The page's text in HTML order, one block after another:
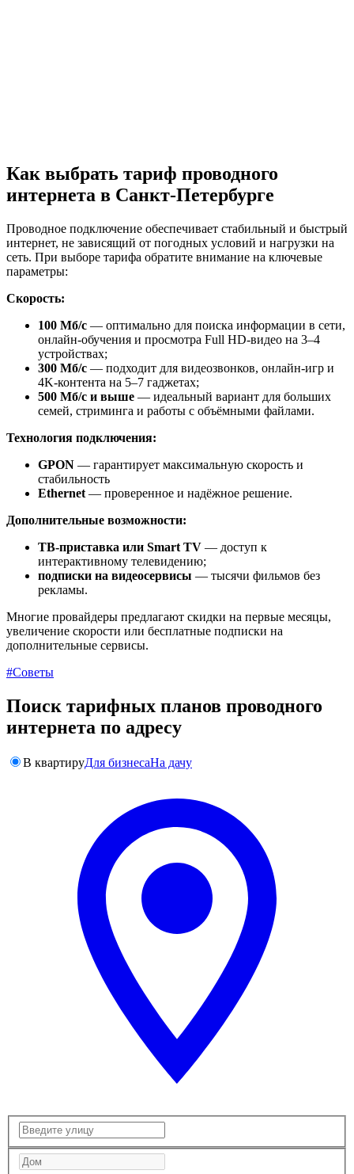
Как выбрать тариф проводного
интернета в Санкт-Петербурге
Проводное подключение обеспечивает стабильный и быстрый
интернет, не зависящий от погодных условий и нагрузки на
сеть. При выборе тарифа обратите внимание на ключевые
параметры:
Скорость:
100 Мб/с — оптимально для поиска информации в сети,
онлайн-обучения и просмотра Full HD-видео на 3–4
устройствах;
300 Мб/с — подходит для видеозвонков, онлайн-игр и
4K-контента на 5–7 гаджетах;
500 Мб/с и выше — идеальный вариант для больших
семей, стриминга и работы с объёмными файлами.
Технология подключения:
GPON — гарантирует максимальную скорость и
стабильность
Ethernet — проверенное и надёжное решение.
Дополнительные возможности:
ТВ-приставка или Smart TV — доступ к
интерактивному телевидению;
подписки на видеосервисы — тысячи фильмов без
рекламы.
Многие провайдеры предлагают скидки на первые месяцы,
увеличение скорости или бесплатные подписки на
дополнительные сервисы.
#Советы
Поиск тарифных планов проводного
интернета по адресу
В квартируДля бизнесаНа дачу